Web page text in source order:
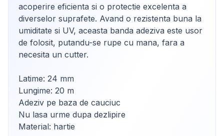
acoperire eficienta si o protectie excelenta a
diverselor suprafete. Avand o rezistenta buna la
umiditate si UV, aceasta banda adeziva este usor
de folosit, putandu-se rupe cu mana, fara a
necesita un cutter.
Latime: 24 mm
Lungime: 20 m
Adeziv pe baza de cauciuc
Nu lasa urme dupa dezlipire
Material: hartie